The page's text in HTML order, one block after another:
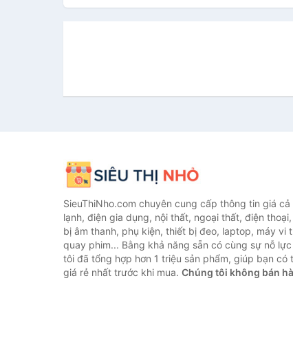
SieuThiNho.com chuyên cung cấp thông tin giá
lạnh, điện gia dụng, nội thất, ngoại thất, điện
bị âm thanh, phụ kiện, thiết bị đeo, laptop, máy vi
quay phim... Bằng khả năng sẵn có cùng sự nỗ
tôi đã tổng hợp hơn 1 triệu sản phẩm, giúp bạn có
giá rẻ nhất trước khi mua. Chúng tôi không bán